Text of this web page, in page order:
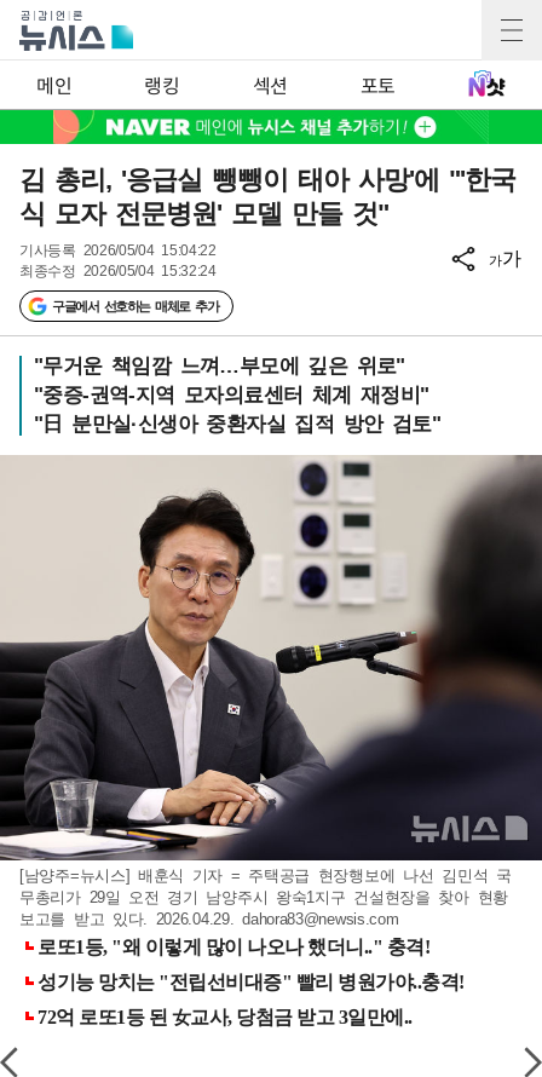
메인 랭킹 섹션 포토
김 총리, '응급실 뺑뺑이 태아 사망'에 "'한국
식 모자 전문병원' 모델 만들 것"
기사등록 2026/05/04 15:04:22
최종수정 2026/05/04 15:32:24
구글에서 선호하는 매체로 추가
가가
"무거운 책임깜 느껴…부모에 깊은 위로"
"중증-권역-지역 모자의료센터 체계 재정비"
"日 분만실·신생아 중환자실 집적 방안 검토"
[남양주=뉴시스] 배훈식 기자 = 주택공급 현장행보에 나선 김민석 국
무총리가 29일 오전 경기 남양주시 왕숙1지구 건설현장을 찾아 현황
보고를 받고 있다. 2026.04.29.dahora83@newsis.com